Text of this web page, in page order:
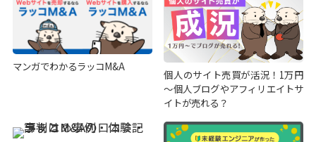
マンガでわかるラッコM&A
個人のサイト売買が活況！1万円
～個人ブログやアフィリエイトサ
イトが売れる？